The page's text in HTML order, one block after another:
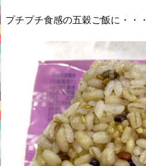
プチプチ食感の五穀ご飯に・・・